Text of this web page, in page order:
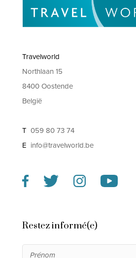
Travelworld
Northlaan 15
8400 Oostende
België
T 059 80 73 74
E info@travelworld.be
Restez informé(e)